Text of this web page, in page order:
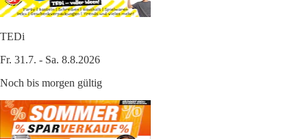
TEDi
Fr. 31.7. - Sa. 8.8.2026
Noch bis morgen gültig